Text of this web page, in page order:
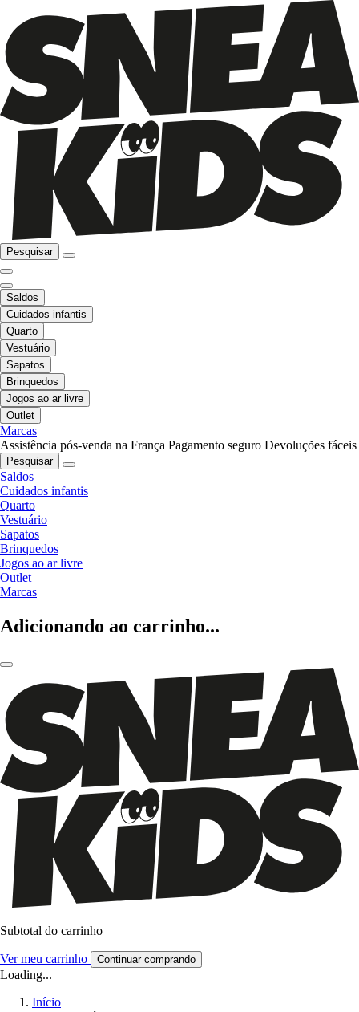
Pesquisar
Saldos
Cuidados infantis
Quarto
Vestuário
Sapatos
Brinquedos
Jogos ao ar livre
Outlet
Marcas
Assistência pós-venda na França Pagamento seguro Devoluções fáceis
Pesquisar
Saldos
Cuidados infantis
Quarto
Vestuário
Sapatos
Brinquedos
Jogos ao ar livre
Outlet
Marcas
Adicionando ao carrinho...
Subtotal do carrinho
Ver meu carrinho Continuar comprando
Loading...
Início